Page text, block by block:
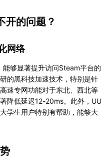
开的问题？
网络
能够显著提升访问Steam平台的
的黑科技加速技术，特别是针
速专网功能对于东北、西北等
降低延迟12-20ms。此外，UU
学生用户特别有帮助，能够大